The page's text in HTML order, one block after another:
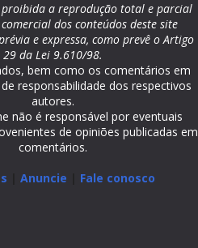
proibida a reprodução total e parcial
dos conteúdos deste site
e expressa, como prevê o Artigo
29 da Lei 9.610/98.
bem como os comentários em
responsabilidade dos respectivos
autores.
não é responsável por eventuais
de opiniões publicadas em
comentários.
|Anuncie Fale conosco